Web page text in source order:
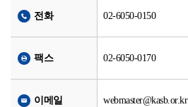
전화 02-6050-0150
팩스 02-6050-0170
이메일 webmaster@kasb.or.kr